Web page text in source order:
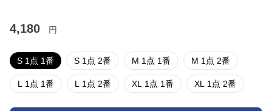
4,180 円
S 1点 1番 S 1点 2番 M 1点 1番 M 1点 2番
L 1点 1番 L 1点 2番 XL 1点 1番 XL 1点 2番